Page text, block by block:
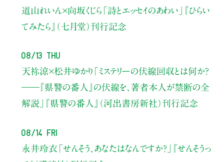
道山れいん×向坂くじら 「詩とエッセイのあわい」
『ひらい
てみたら』（七月堂）刊行記念
08/13 Thu
天祢涼×松井ゆかり 「ミステリーの伏線回収とは何か？
――『県警の番人』の伏線を、著者本人が禁断の全
解説」
『県警の番人』（河出書房新社）刊行記念
08/14 Fri
永井玲衣 「せんそう、あなたはなんですか？」
『せんそうっ